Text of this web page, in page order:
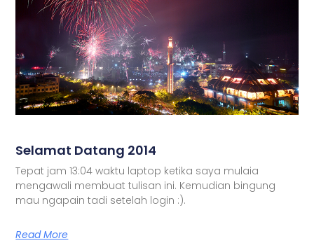
Selamat Datang 2014
Tepat jam 13:04 waktu laptop ketika saya mulaia
mengawali membuat tulisan ini. Kemudian bingung
mau ngapain tadi setelah login :).
Read More